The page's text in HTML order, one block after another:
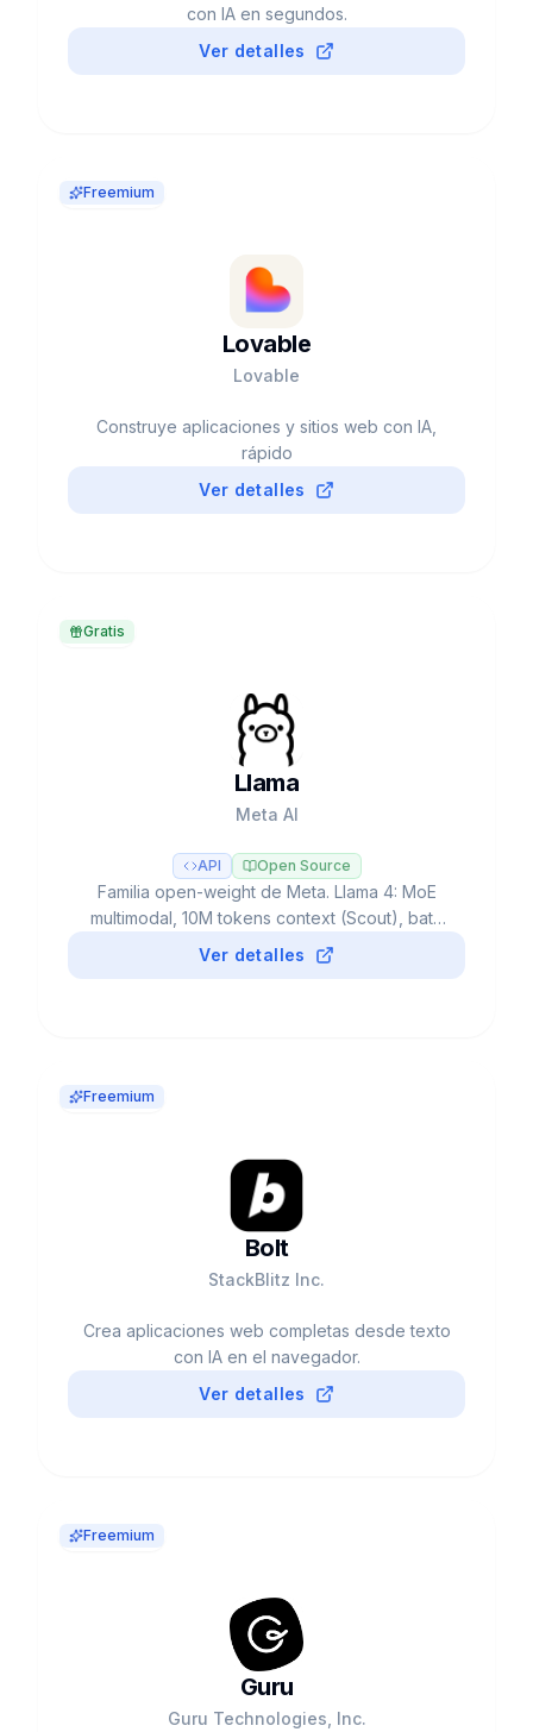
con IA en segundos.
Ver detalles
Freemium
Lovable
Lovable
Construye aplicaciones y sitios web con IA,
rápido
Ver detalles
Gratis
Llama
Meta AI
API Open Source
Familia open-weight de Meta. Llama 4: MoE
multimodal, 10M tokens context (Scout), bate
GPT-4o. Gratis < 700M MAU. Safety tools
Ver detalles
Freemium
Bolt
StackBlitz Inc.
Crea aplicaciones web completas desde texto
con IA en el navegador.
Ver detalles
Freemium
Guru
Guru Technologies, Inc.